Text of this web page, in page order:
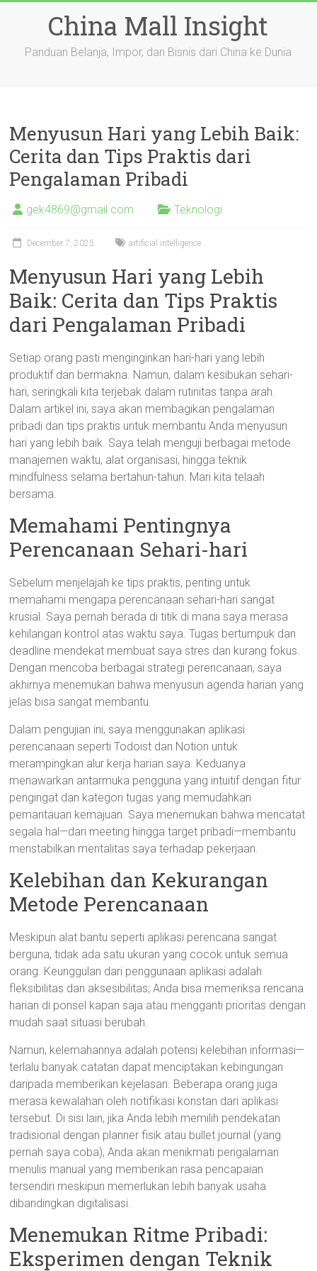
China Mall Insight
Panduan Belanja, Impor, dan Bisnis dari China ke Dunia
Menyusun Hari yang Lebih Baik:
Cerita dan Tips Praktis dari
Pengalaman Pribadi
gek4869@gmail.com Teknologi
December 7, 2025 artificial intelligence
Menyusun Hari yang Lebih
Baik: Cerita dan Tips Praktis
dari Pengalaman Pribadi
Setiap orang pasti menginginkan hari-hari yang lebih
produktif dan bermakna. Namun, dalam kesibukan sehari-
hari, seringkali kita terjebak dalam rutinitas tanpa arah.
Dalam artikel ini, saya akan membagikan pengalaman
pribadi dan tips praktis untuk membantu Anda menyusun
hari yang lebih baik. Saya telah menguji berbagai metode
manajemen waktu, alat organisasi, hingga teknik
mindfulness selama bertahun-tahun. Mari kita telaah
bersama.
Memahami Pentingnya
Perencanaan Sehari-hari
Sebelum menjelajah ke tips praktis, penting untuk
memahami mengapa perencanaan sehari-hari sangat
krusial. Saya pernah berada di titik di mana saya merasa
kehilangan kontrol atas waktu saya. Tugas bertumpuk dan
deadline mendekat membuat saya stres dan kurang fokus.
Dengan mencoba berbagai strategi perencanaan, saya
akhirnya menemukan bahwa menyusun agenda harian yang
jelas bisa sangat membantu.
Dalam pengujian ini, saya menggunakan aplikasi
perencanaan seperti Todoist dan Notion untuk
merampingkan alur kerja harian saya. Keduanya
menawarkan antarmuka pengguna yang intuitif dengan fitur
pengingat dan kategori tugas yang memudahkan
pemantauan kemajuan. Saya menemukan bahwa mencatat
segala hal—dari meeting hingga target pribadi—membantu
menstabilkan mentalitas saya terhadap pekerjaan.
Kelebihan dan Kekurangan
Metode Perencanaan
Meskipun alat bantu seperti aplikasi perencana sangat
berguna, tidak ada satu ukuran yang cocok untuk semua
orang. Keunggulan dari penggunaan aplikasi adalah
fleksibilitas dan aksesibilitas; Anda bisa memeriksa rencana
harian di ponsel kapan saja atau mengganti prioritas dengan
mudah saat situasi berubah.
Namun, kelemahannya adalah potensi kelebihan informasi—
terlalu banyak catatan dapat menciptakan kebingungan
daripada memberikan kejelasan. Beberapa orang juga
merasa kewalahan oleh notifikasi konstan dari aplikasi
tersebut. Di sisi lain, jika Anda lebih memilih pendekatan
tradisional dengan planner fisik atau bullet journal (yang
pernah saya coba), Anda akan menikmati pengalaman
menulis manual yang memberikan rasa pencapaian
tersendiri meskipun memerlukan lebih banyak usaha
dibandingkan digitalisasi.
Menemukan Ritme Pribadi:
Eksperimen dengan Teknik